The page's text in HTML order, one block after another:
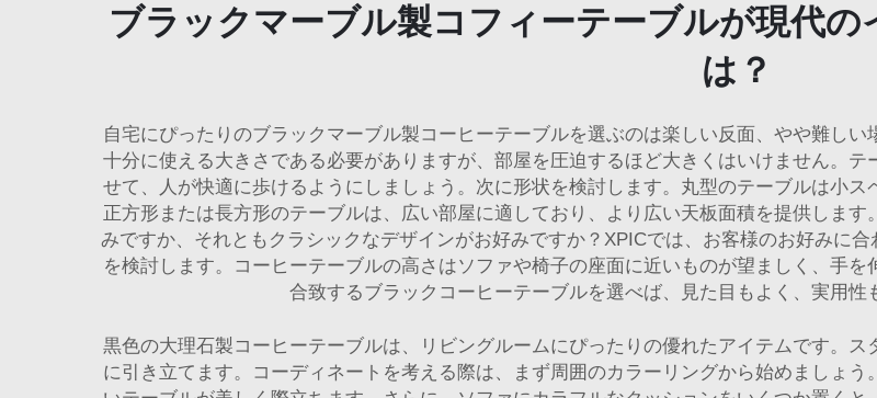
ブラックマーブル製コフィーテーブルが現代
は？
自宅にぴったりのブラックマーブル製コーヒーテーブルを選ぶのは楽しい反面、やや難し
十分に使える大きさである必要がありますが、部屋を圧迫するほど大きくはいけません。
せて、人が快適に歩けるようにしましょう。次に形状を検討します。丸型のテーブルは小ス
正方形または長方形のテーブルは、広い部屋に適しており、より広い天板面積を提供しま
みですか、それともクラシックなデザインがお好みですか？XPICでは、お客様のお好みに
を検討します。コーヒーテーブルの高さはソファや椅子の座面に近いものが望ましく、手
合致するブラックコーヒーテーブルを選べば、見た目もよく、実用性
黒色の大理石製コーヒーテーブルは、リビングルームにぴったりの優れたアイテムです。
に引き立てます。コーディネートを考える際は、まず周囲のカラーリングから始めましょ